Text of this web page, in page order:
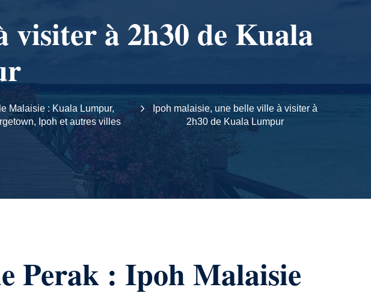
visiter à 2h30 de Kuala
Malaisie : Kuala Lumpur,
Ipoh et autres villes
Ipoh malaisie, une belle ville à visiter à
2h30 de Kuala Lumpur
Perak : Ipoh Malaisie